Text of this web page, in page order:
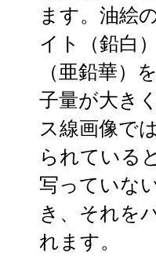
ます。油絵
イト（鉛白
（亜鉛華）
子量が大き
ス線画像で
られている
写っていな
き、それを
れます。